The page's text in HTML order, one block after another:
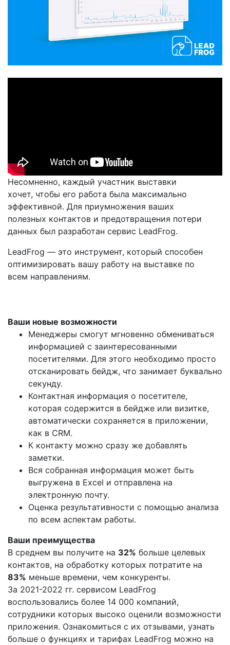
Несомненно, каждый участник выставки
хочет, чтобы его работа была максимально
эффективной. Для приумножения ваших
полезных контактов и предотвращения потери
данных был разработан сервис LeadFrog.
LeadFrog — это инструмент, который способен
оптимизировать вашу работу на выставке по
всем направлениям.
Ваши новые возможности
Менеджеры смогут мгновенно обмениваться
информацией с заинтересованными
посетителями. Для этого необходимо просто
отсканировать бейдж, что занимает буквально
секунду.
Контактная информация о посетителе,
которая содержится в бейдже или визитке,
автоматически сохраняется в приложении,
как в CRM.
К контакту можно сразу же добавлять
заметки.
Вся собранная информация может быть
выгружена в Excel и отправлена на
электронную почту.
Оценка результативности с помощью анализа
по всем аспектам работы.
Ваши преимущества
В среднем вы получите на 32% больше целевых
контактов, на обработку которых потратите на
83% меньше времени, чем конкуренты.
За 2021-2022 гг. сервисом LeadFrog
воспользовались более 14 000 компаний,
сотрудники которых высоко оценили возможности
приложения. Ознакомиться с их отзывами, узнать
больше о функциях и тарифах LeadFrog можно на